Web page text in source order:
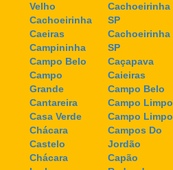
Velho
Cachoeirinha
Caeiras
Campininha
Campo Belo
Campo
Grande
Cantareira
Casa Verde
Chácara
Castelo
Chácara
Cachoeirinha
SP
Cachoeirinha
SP
Caçapava
Caieiras
Campo Belo
Campo Limpo
Campo Limpo
Campos Do
Jordão
Capão